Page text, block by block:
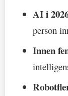
AI i
person
Innen